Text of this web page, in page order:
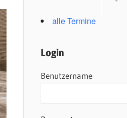
alle Termine
Login
Benutzername